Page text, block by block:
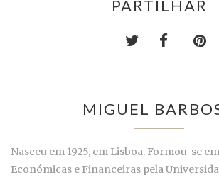
PARTILHAR
MIGUEL
Nasceu em 1925, em Lisboa. Formou-se
Económicas e Financeiras pela